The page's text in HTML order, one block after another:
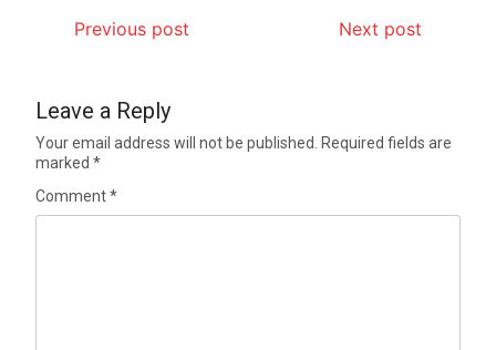
Previous post Next post
Leave a Reply
Your email address will not be published.
Required fields are
marked*
Comment*